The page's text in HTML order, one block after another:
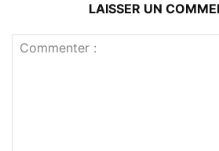
LAISSER UN